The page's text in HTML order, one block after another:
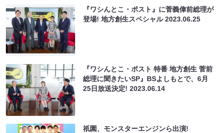
『ワシんとこ・ポスト』に菅義偉前総理が
登場! 地方創生スペシャル2023.06.25
『ワシんとこ・ポスト 特番 地方創生 菅前
総理に聞きたいSP』BSよしもとで、6月
25日放送決定!2023.06.14
祇園、モンスターエンジンら出演!